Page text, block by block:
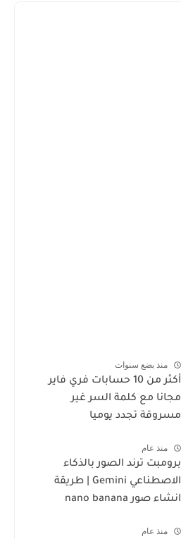
منذ بضع سنوات
أكثر من 10 حسابات فري فاير
مجانا مع كلمة السر غير
مسروقة تجدد يوميا
منذ عام
برومبت ترند الصور بالذكاء
الاصطناعي Gemini | طريقة
انشاء صور nano banana
منذ عام